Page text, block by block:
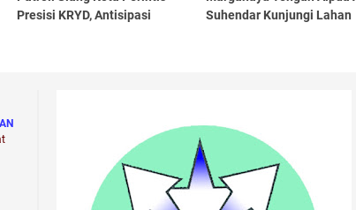
Presisi KRYD, Antisipasi
Suhendar Kunjungi Lahan